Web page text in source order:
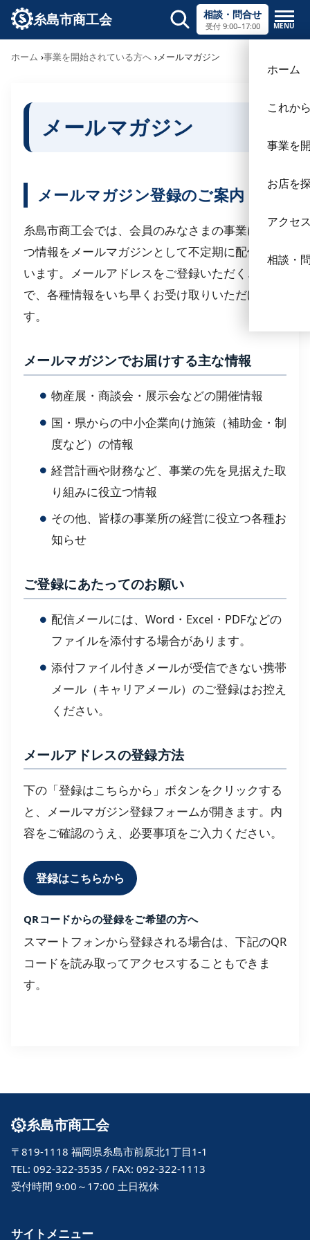
糸島市商工会 相談・問合せ
受付 9:00–17:00 MENU
サイト内検索
ホーム
これか
事業を
お店を
アクセ
相談・
ホーム 事業を開始されている方へ メールマガジン
メールマガジン
メールマガジン登録のご案内
糸島市商工会では、会員のみなさまの事業に役立
つ情報をメールマガジンとして不定期に配信して
います。メールアドレスをご登録いただくこと
で、各種情報をいち早くお受け取りいただけま
す。
メールマガジンでお届けする主な情報
物産展・商談会・展示会などの開催情報
国・県からの中小企業向け施策（補助金・制
度など）の情報
経営計画や財務など、事業の先を見据えた取
り組みに役立つ情報
その他、皆様の事業所の経営に役立つ各種お
知らせ
ご登録にあたってのお願い
配信メールには、Word・Excel・PDFなどの
ファイルを添付する場合があります。
添付ファイル付きメールが受信できない携帯
メール（キャリアメール）のご登録はお控え
ください。
メールアドレスの登録方法
下の「登録はこちらから」ボタンをクリックする
と、メールマガジン登録フォームが開きます。内
容をご確認のうえ、必要事項をご入力ください。
登録はこちらから
QRコードからの登録をご希望の方へ
スマートフォンから登録される場合は、下記のQR
コードを読み取ってアクセスすることもできま
す。
糸島市商工会
〒819-1118 福岡県糸島市前原北1丁目1-1
TEL: 092-322-3535 / FAX: 092-322-1113
受付時間 9:00～17:00 土日祝休
サイトメニュー